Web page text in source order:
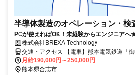
半導体製造のオペレーション・検
PCが使えればOK！未経験からエンジニアへ
株式会社BREXA Technology
交通・アクセス 【電車】熊本電気鉄道「
ス】熊本電気鉄道藤崎宮前駅」乗り換え「
【車】九州自動車道「益城熊本空港IC」約
月給190,000円～250,000円
熊本県合志市